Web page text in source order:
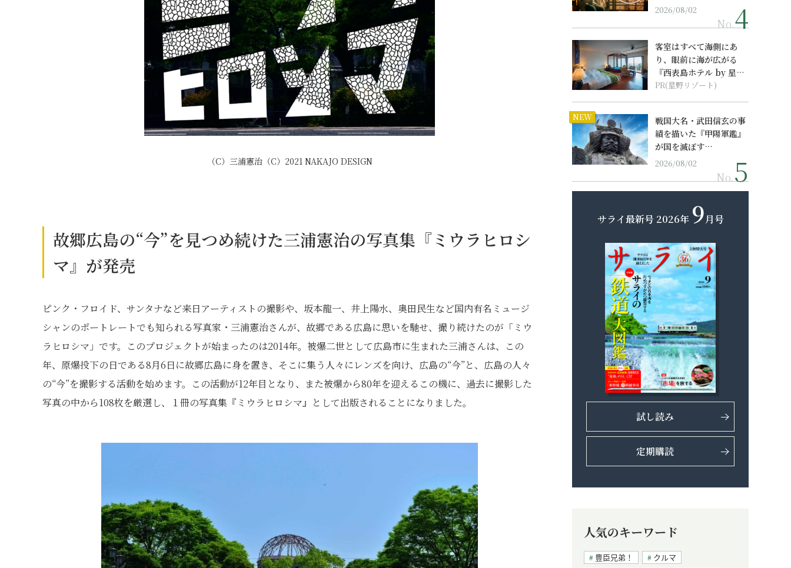
（C）三浦憲治（C）2021 NAKAJO DESIGN
故郷広島の“今”を見つめ続けた三浦憲治の写真集『ミウラヒロシ
マ』が発売
ピンク・フロイド、サンタナなど来日アーティストの撮影や、坂本龍一、井上陽水、奥田民生など国内有名ミュージ
シャンのポートレートでも知られる写真家・三浦憲治さんが、故郷である広島に思いを馳せ、撮り続けたのが「ミウ
ラヒロシマ」です。このプロジェクトが始まったのは2014年。被爆二世として広島市に生まれた三浦さんは、この
年、原爆投下の日である8月6日に故郷広島に身を置き、そこに集う人々にレンズを向け、広島の“今”と、広島の人々
の“今”を撮影する活動を始めます。この活動が12年⽬となり、また被爆から80年を迎えるこの機に、過去に撮影した
写真の中から108枚を厳選し、１冊の写真集『ミウラヒロシマ』として出版されることになりました。
2026/08/02
No.
客室はすべて海側にあ
り、眼前に海が広がる
『西表島ホテル by 星野
リゾート』
PR(星野リゾート)
NEW
戦国大名・武田信玄の事
績を描いた『甲陽軍鑑』
が国を滅ぼす…
2026/08/02
No.
サライ最新号 2026年 9月号
試し読み
定期購読
人気のキーワード
豊臣兄弟！
クルマ